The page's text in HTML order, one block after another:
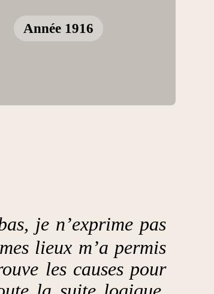
Année 1916
je n’exprime pas
lieux m’a permis
les causes pour